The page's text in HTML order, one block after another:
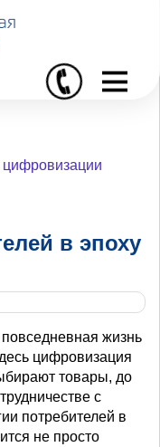
I
цифровизации
в эпоху
жизнь
цифровизация
товары, до
с
потребителей в
не просто